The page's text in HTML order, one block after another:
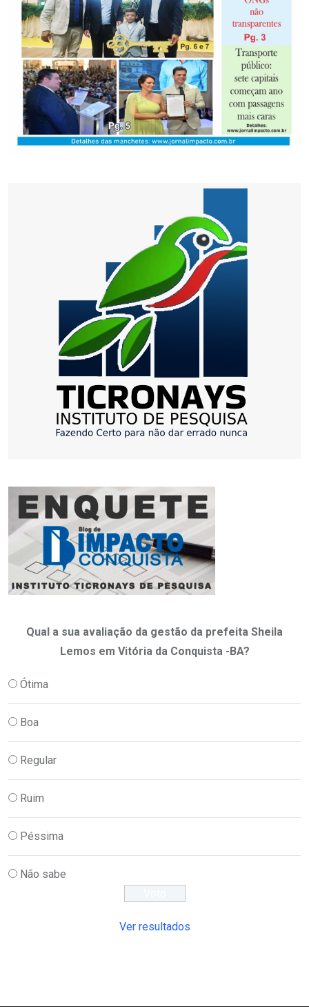
Qual a sua avaliação da gestão da prefeita Sheila
Lemos em Vitória da Conquista -BA?
Ótima
Boa
Regular
Ruim
Péssima
Não sabe
Ver resultados